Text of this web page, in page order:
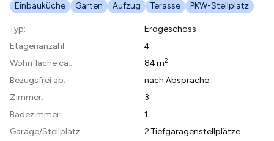
Einbauküche Garten Aufzug Terasse PKW-Stellplatz
Typ:
Erdgeschoss
Etagenanzahl:
4
Wohnfläche ca.:
84 m2
Bezugsfrei ab:
nach Absprache
Zimmer:
3
Badezimmer:
1
Garage/Stellplatz:
2 Tiefgaragenstellplätze